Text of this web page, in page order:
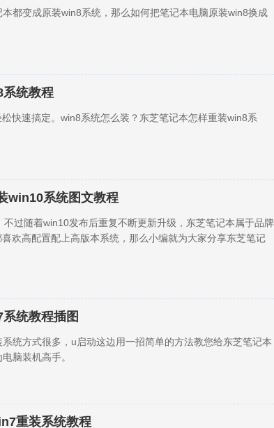
都变成原装win8系统，那么如何把笔记本电脑原装win8换成
统教程
快速搞定。win8系统怎么装？东芝笔记本怎样重装win8系
win10系统图文教程
过随着win10发布后重复不断更新升级，东芝笔记本属于品牌
欢高配置配上高版本系统，那么小编就为大家分享东芝笔记
统教程插图
统方式很多，u启动这边用一招简单的方法教您给东芝笔记本
脑装机高手。
重装系统教程